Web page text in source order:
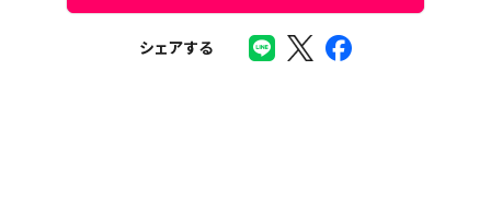
シェアする